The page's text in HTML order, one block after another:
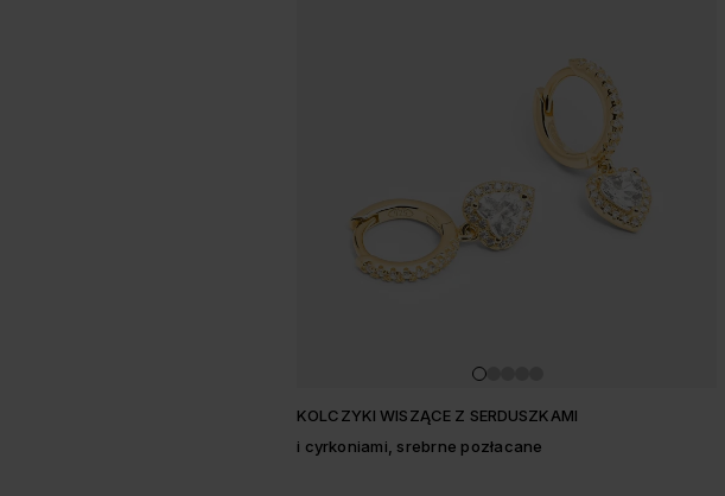
KOLCZYKI WISZĄCE Z SERDUSZKAMI
i cyrkoniami, srebrne pozłacane